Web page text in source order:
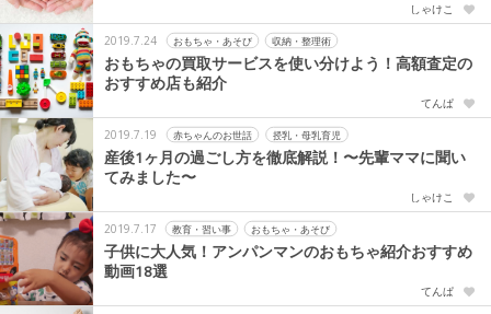
しゃけこ
2019.7.24 おもちゃ・あそび 収納・整理術
おもちゃの買取サービスを使い分けよう！高額査定の
おすすめ店も紹介
てんぱ
2019.7.19 赤ちゃんのお世話 授乳・母乳育児
産後1ヶ月の過ごし方を徹底解説！〜先輩ママに聞い
てみました〜
しゃけこ
2019.7.17 教育・習い事 おもちゃ・あそび
子供に大人気！アンパンマンのおもちゃ紹介おすすめ
動画18選
てんぱ